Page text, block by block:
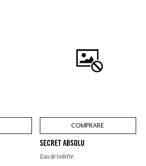
COMPRARE
SECRET ABSOLU
Eau de toilette